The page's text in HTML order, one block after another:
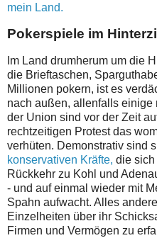
mein Land.
Pokerspiele im
Im Land drumherum um die
die Brieftaschen,
Millionen pokern, ist es
nach außen, allenfalls
der Union sind vor der Zeit
rechtzeitigen Protest das
verhüten. Demonstrativ sind
konservativen Kräfte, die sich
Rückkehr zu Kohl und
- und auf einmal wieder mit
Spahn aufwacht. Alles
Einzelheiten über ihr
Firmen und Vermögen zu